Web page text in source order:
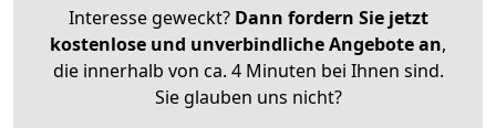
Interesse geweckt? Dann fordern Sie jetzt
kostenlose und unverbindliche Angebote an,
die innerhalb von ca. 4 Minuten bei Ihnen sind.
Sie glauben uns nicht?